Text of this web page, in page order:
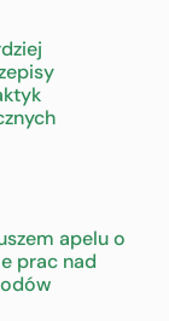
apelu o
prac nad